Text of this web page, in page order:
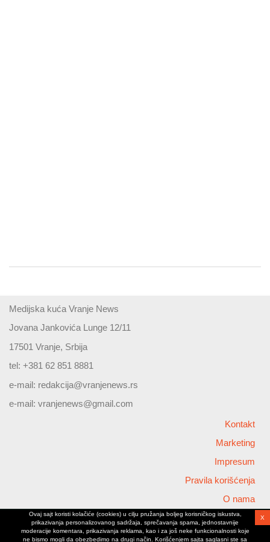
Medijska kuća Vranje News
Jovana Jankovića Lunge 12/11
17501 Vranje, Srbija
tel: +381 62 851 8881
e-mail: redakcija@vranjenews.rs
e-mail: vranjenews@gmail.com
Kontakt
Marketing
Impresum
Pravila korišćenja
O nama
Copyright © 2026 Vranjenews
All rights reserved
Ovaj sajt koristi kolačiće (cookies) u cilju pružanja boljeg korisničkog iskustva,
prikazivanja personalizovanog sadržaja, sprečavanja spama, jednostavnije
moderacije komentara, prikazivanja reklama, kao i za još neke funkcionalnosti koje
ne bismo mogli da obezbedimo na drugi način. Korišćenjem sajta saglasni ste sa
X